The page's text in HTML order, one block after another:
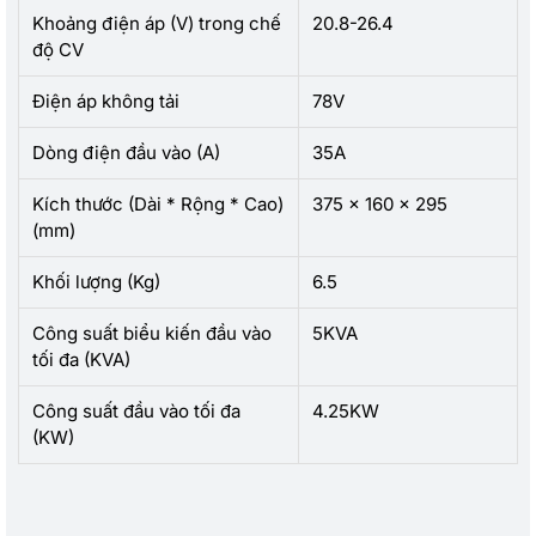
Khoảng điện áp (V) trong chế
độ CV
20.8-26.4
Điện áp không tải 78V
Dòng điện đầu vào (A) 35A
Kích thước (Dài * Rộng * Cao)
(mm)
375 x 160 x 295
Khối lượng (Kg) 6.5
Công suất biểu kiến đầu vào
tối đa (KVA)
5KVA
Công suất đầu vào tối đa
(KW)
4.25KW